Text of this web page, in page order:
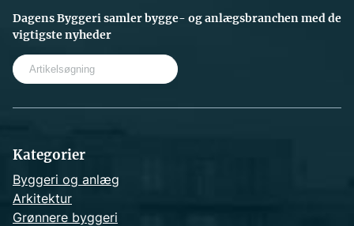
Dagens Byggeri samler bygge- og anlægsbranchen med de
vigtigste nyheder
Kategorier
Byggeri og anlæg
Arkitektur
Grønnere byggeri